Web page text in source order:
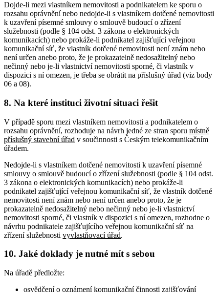
Dojde-li mezi vlastníkem nemovitosti a podnikatelem ke sporu o
rozsahu oprávnění nebo nedojde-li s vlastníkem dotčené nemovitosti
k uzavření písemné smlouvy o smlouvě budoucí o zřízení
služebnosti (podle § 104 odst. 3 zákona o elektronických
komunikacích) nebo prokáže-li podnikatel zajišťující veřejnou
komunikační síť, že vlastník dotčené nemovitosti není znám nebo
není určen anebo proto, že je prokazatelně nedosažitelný nebo
nečinný nebo je-li vlastnictví nemovitosti sporné, či vlastník v
dispozici s ní omezen, je třeba se obrátit na příslušný úřad (viz body
06 a 08).
8. Na které instituci životní situaci řešit
V případě sporu mezi vlastníkem nemovitosti a podnikatelem o
rozsahu oprávnění, rozhoduje na návrh jedné ze stran sporu místně
příslušný stavební úřad v součinnosti s Českým telekomunikačním
úřadem.
Nedojde-li s vlastníkem dotčené nemovitosti k uzavření písemné
smlouvy o smlouvě budoucí o zřízení služebnosti (podle § 104 odst.
3 zákona o elektronických komunikacích) nebo prokáže-li
podnikatel zajišťující veřejnou komunikační síť, že vlastník dotčené
nemovitosti není znám nebo není určen anebo proto, že je
prokazatelně nedosažitelný nebo nečinný nebo je-li vlastnictví
nemovitosti sporné, či vlastník v dispozici s ní omezen, rozhodne o
návrhu podnikatele zajišťujícího veřejnou komunikační síť na
zřízení služebnosti vyvlastňovací úřad.
10. Jaké doklady je nutné mít s sebou
Na úřadě předložte:
osvědčení o oznámení komunikační činnosti zajišťování